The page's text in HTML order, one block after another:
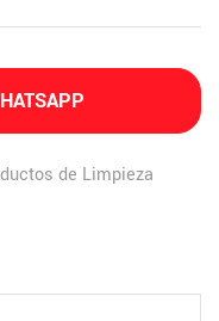
de Limpieza